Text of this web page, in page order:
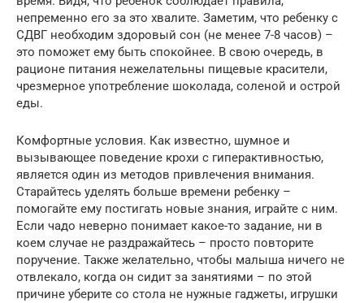
непременно его за это хвалите. Заметим, что ребенку с
СДВГ необходим здоровый сон (не менее 7-8 часов) –
это поможет ему быть спокойнее. В свою очередь, в
рационе питания нежелательны пищевые красители,
чрезмерное употребление шоколада, соленой и острой
еды.
Комфортные условия. Как известно, шумное и
вызывающее поведение крохи с гиперактивностью,
является один из методов привлечения внимания.
Старайтесь уделять больше времени ребенку –
помогайте ему постигать новые знания, играйте с ним.
Если чадо неверно понимает какое-то задание, ни в
коем случае не раздражайтесь – просто повторите
поручение. Также желательно, чтобы малыша ничего не
отвлекало, когда он сидит за занятиями – по этой
причине уберите со стола не нужные гаджеты, игрушки